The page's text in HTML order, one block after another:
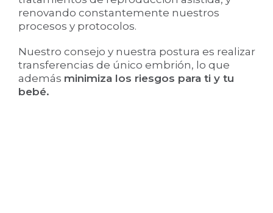
renovando constantemente nuestros
procesos y protocolos.
Nuestro consejo y nuestra postura es realizar
transferencias de único embrión, lo que
además minimiza los riesgos para ti y tu
bebé.